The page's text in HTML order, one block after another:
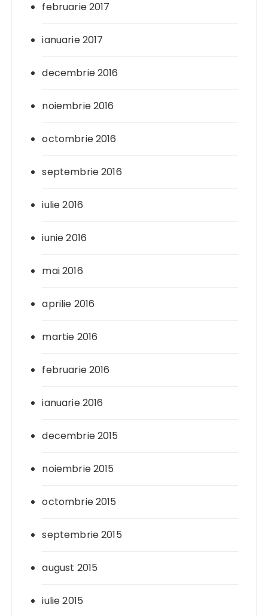
februarie 2017
ianuarie 2017
decembrie 2016
noiembrie 2016
octombrie 2016
septembrie 2016
iulie 2016
iunie 2016
mai 2016
aprilie 2016
martie 2016
februarie 2016
ianuarie 2016
decembrie 2015
noiembrie 2015
octombrie 2015
septembrie 2015
august 2015
iulie 2015